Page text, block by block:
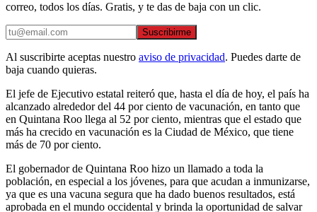
correo, todos los días. Gratis, y te das de baja con un clic.
Suscribirme
Al suscribirte aceptas nuestro aviso de privacidad. Puedes darte de
baja cuando quieras.
El jefe de Ejecutivo estatal reiteró que, hasta el día de hoy, el país ha
alcanzado alrededor del 44 por ciento de vacunación, en tanto que
en Quintana Roo llega al 52 por ciento, mientras que el estado que
más ha crecido en vacunación es la Ciudad de México, que tiene
más de 70 por ciento.
El gobernador de Quintana Roo hizo un llamado a toda la
población, en especial a los jóvenes, para que acudan a inmunizarse,
ya que es una vacuna segura que ha dado buenos resultados, está
aprobada en el mundo occidental y brinda la oportunidad de salvar